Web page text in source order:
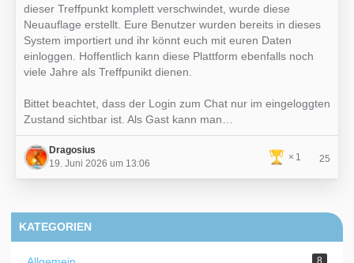
dieser Treffpunkt komplett verschwindet, wurde diese
Neuauflage erstellt. Eure Benutzer wurden bereits in dieses
System importiert und ihr könnt euch mit euren Daten
einloggen. Hoffentlich kann diese Plattform ebenfalls noch
viele Jahre als Treffpunikt dienen.
Bittet beachtet, dass der Login zum Chat nur im eingeloggten
Zustand sichtbar ist. Als Gast kann man…
Dragosius
19. Juni 2026 um 13:06
1 25
KATEGORIEN
8